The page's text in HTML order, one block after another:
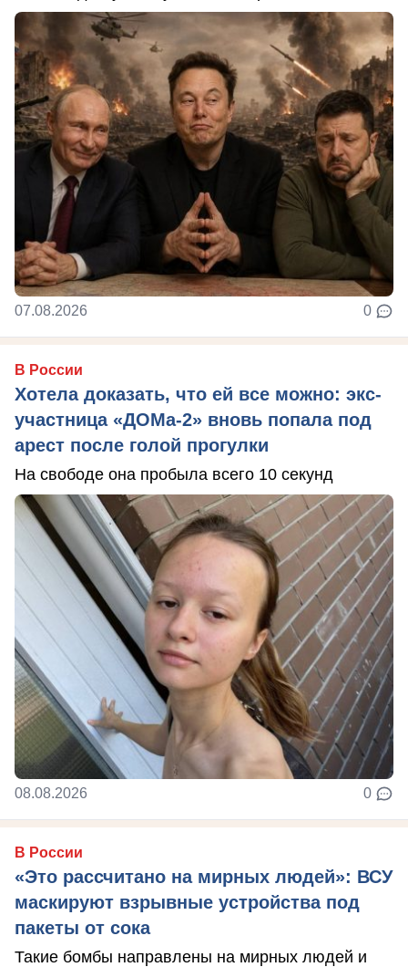
07.08.2026 0
В России
Хотела доказать, что ей все можно: экс-
участница «ДОМа-2» вновь попала под
арест после голой прогулки
На свободе она пробыла всего 10 секунд
08.08.2026 0
В России
«Это рассчитано на мирных людей»: ВСУ
маскируют взрывные устройства под
пакеты от сока
Такие бомбы направлены на мирных людей и